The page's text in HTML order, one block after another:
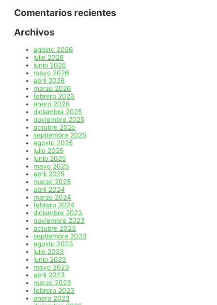
Comentarios recientes
Archivos
agosto 2026
julio 2026
junio 2026
mayo 2026
abril 2026
marzo 2026
febrero 2026
enero 2026
diciembre 2025
noviembre 2025
octubre 2025
septiembre 2025
agosto 2025
julio 2025
junio 2025
mayo 2025
abril 2025
marzo 2025
abril 2024
marzo 2024
febrero 2024
diciembre 2023
noviembre 2023
octubre 2023
septiembre 2023
agosto 2023
julio 2023
junio 2023
mayo 2023
abril 2023
marzo 2023
febrero 2023
enero 2023